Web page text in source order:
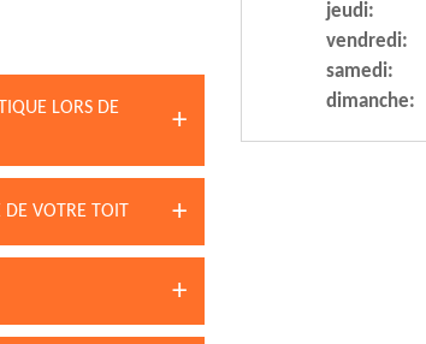
LORS DE
VOTRE TOIT
jeudi:
vendredi:
samedi:
dimanche: